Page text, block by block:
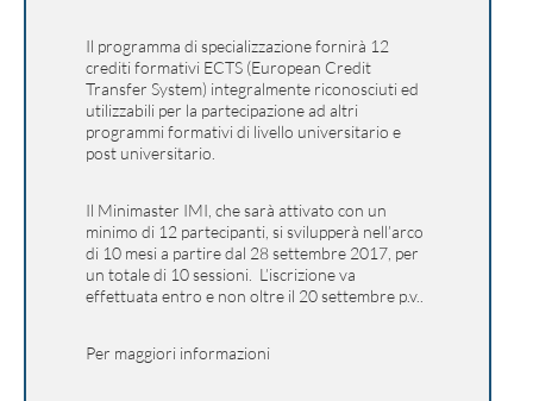
Il programma di specializzazione fornirà 12
crediti formativi ECTS (European Credit
Transfer System) integralmente riconosciuti ed
utilizzabili per la partecipazione ad altri
programmi formativi di livello universitario e
post universitario.
Il Minimaster IMI, che sarà attivato con un
minimo di 12 partecipanti, si svilupperà nell’arco
di 10 mesi a partire dal 28 settembre 2017, per
un totale di 10 sessioni. L’iscrizione va
effettuata entro e non oltre il 20 settembre p.v..
Per maggiori informazioni